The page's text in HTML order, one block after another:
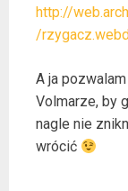
http://
/
A ja
Volmarze, by
nagle nie
wrócić